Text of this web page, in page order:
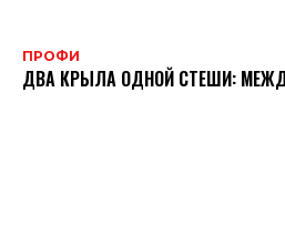
ПРОФИ
ДВА КРЫЛА ОДНОЙ СТЕШИ: